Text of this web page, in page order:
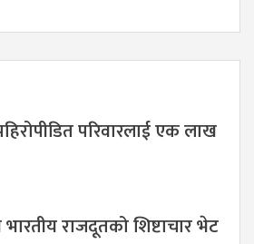
परिवारलाई एक लाख
भारतीय राजदूतको शिष्टाचार भेट